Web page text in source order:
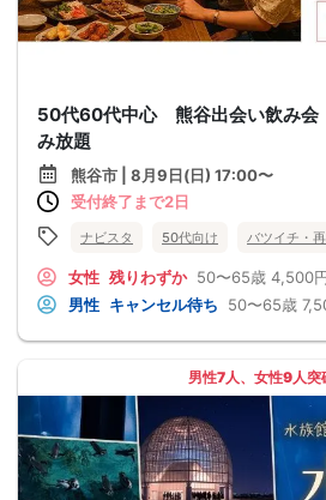
50代60代中心 熊谷出会い飲み
み放題
熊谷市 | 8月9日(日) 17:00〜
受付終了まで2日
ナビスタ 50代向け バツイチ・
女性 残りわずか 50〜65歳 4,500
男性 キャンセル待ち 50〜65歳
男性7人、女性9人突